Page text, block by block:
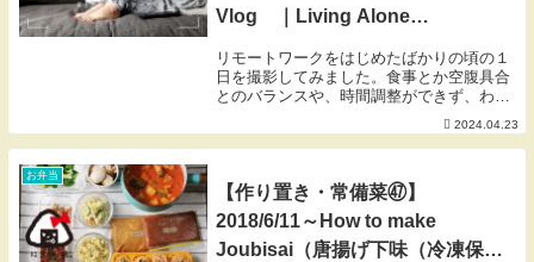
Vlog ｜Living Alone
リモートワークをはじめたばかりの頃の１
日を撮影してみました。食事とか空腹具合
とのバランスや、時間調整ができず、わり
と手抜きごはんが多い時です🍜 ́-こんなの
ばかり食べていたら太るので、（在宅って
運動不足になりがち,,,）今は、ヘルシー自
2024.04.23
お弁当
【作り置き・常備菜㊼】
2018/6/11～How to make
Joubisai（唐揚げ下味（冷凍保